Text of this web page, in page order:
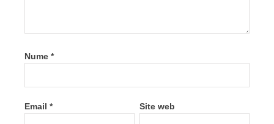
Nume *
Email * Site web